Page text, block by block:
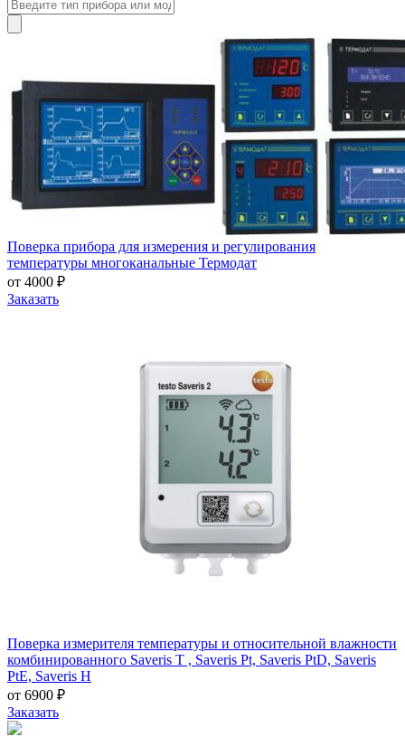
Поверка прибора для измерения и регулирования
температуры многоканальные Термодат
от 4000 ₽
Заказать
Поверка измерителя температуры и относительной влажности
комбинированного Saveris T , Saveris Pt, Saveris PtD, Saveris
PtE, Saveris H
от 6900 ₽
Заказать